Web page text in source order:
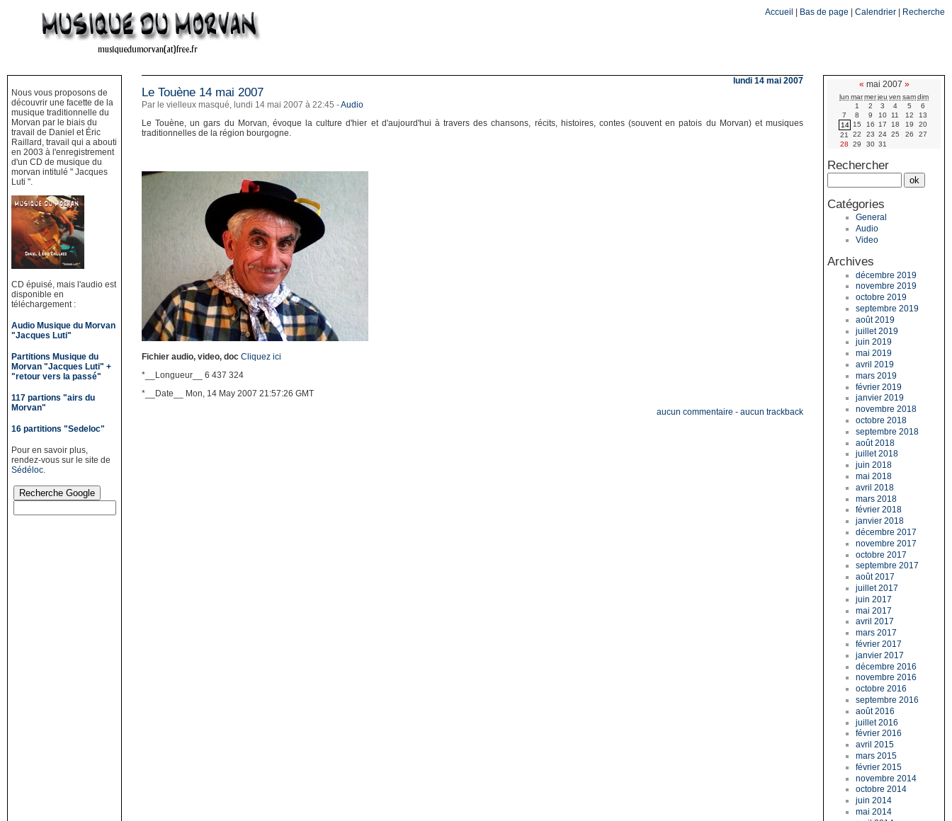
Accueil Bas de page Calendrier Recherche
Nous vous proposons de
découvrir une facette de la
musique traditionnelle du
Morvan par le biais du
travail de Daniel et Éric
Raillard, travail qui a abouti
en 2003 à l'enregistrement
d'un CD de musique du
morvan intitulé " Jacques
Luti ".
CD épuisé, mais l'audio est
disponible en
téléchargement :
Audio Musique du Morvan
"Jacques Luti"
Partitions Musique du
Morvan "Jacques Luti" +
"retour vers la passé"
117 partions "airs du
Morvan"
16 partitions "Sedeloc"
Pour en savoir plus,
rendez-vous sur le site de
Sédéloc
lundi 14 mai 2007
Le Touène 14 mai 2007
Par le vielleux masqué, lundi 14 mai 2007 à 22:45 -Audio
Le Touène, un gars du Morvan, évoque la culture d'hier et d'aujourd'hui à travers des chansons, récits, histoires, contes (souvent en patois du Morvan) et musiques
traditionnelles de la région bourgogne.
Fichier audio, video, doc Cliquez ici
*__Longueur__ 6 437 324
*__Date__ Mon, 14 May 2007 21:57:26 GMT
aucun commentaire - aucun trackback
« mai 2007 »
lun marmerjeu ven samdim
1
2 3 4 5
6
7
8 9 10 11 12
13
14 15 16 17 18 19
20
21
22 23 24 25 26
27
28
29 30 31
Rechercher
Catégories
General
Audio
Video
Archives
décembre 2019
novembre 2019
octobre 2019
septembre 2019
août 2019
juillet 2019
juin 2019
mai 2019
avril 2019
mars 2019
février 2019
janvier 2019
novembre 2018
octobre 2018
septembre 2018
août 2018
juillet 2018
juin 2018
mai 2018
avril 2018
mars 2018
février 2018
janvier 2018
décembre 2017
novembre 2017
octobre 2017
septembre 2017
août 2017
juillet 2017
juin 2017
mai 2017
avril 2017
mars 2017
février 2017
janvier 2017
décembre 2016
novembre 2016
octobre 2016
septembre 2016
août 2016
juillet 2016
février 2016
avril 2015
mars 2015
février 2015
novembre 2014
octobre 2014
juin 2014
mai 2014